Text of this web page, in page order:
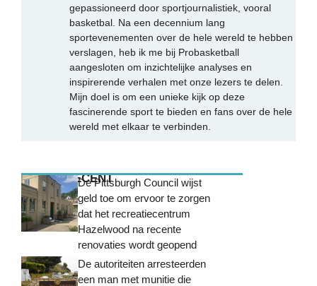
gepassioneerd door sportjournalistiek, vooral
basketbal. Na een decennium lang
sportevenementen over de hele wereld te hebben
verslagen, heb ik me bij Probasketball
aangesloten om inzichtelijke analyses en
inspirerende verhalen met onze lezers te delen.
Mijn doel is om een unieke kijk op deze
fascinerende sport te bieden en fans over de hele
wereld met elkaar te verbinden.
MEEST RECENTDe Pittsburgh Council wijst
geld toe om ervoor te zorgen
dat het recreatiecentrum
Hazelwood na recente
renovaties wordt geopend
De autoriteiten arresteerden
een man met munitie die